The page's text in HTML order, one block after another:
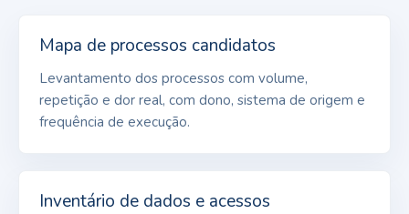
Mapa de processos candidatos
Levantamento dos processos com volume,
repetição e dor real, com dono, sistema de origem e
frequência de execução.
Inventário de dados e acessos